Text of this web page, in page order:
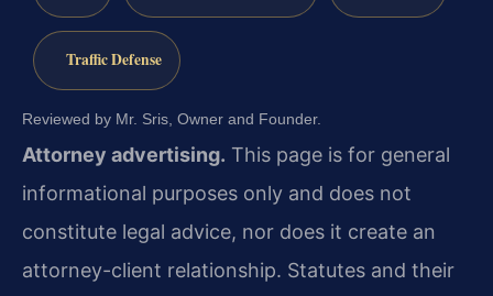
Traffic Defense
Reviewed by Mr. Sris, Owner and Founder.
Attorney advertising. This page is for general
informational purposes only and does not
constitute legal advice, nor does it create an
attorney-client relationship. Statutes and their